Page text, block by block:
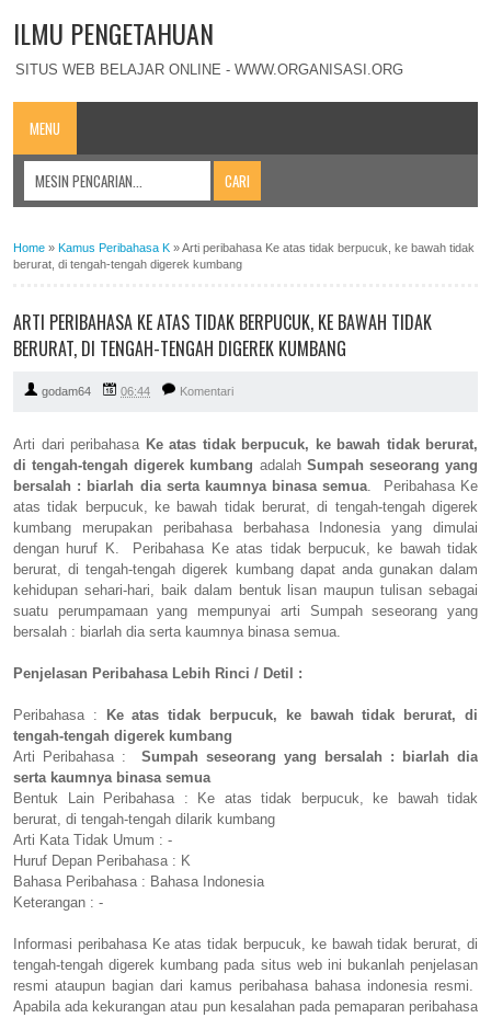
ILMU PENGETAHUAN
SITUS WEB BELAJAR ONLINE - WWW.ORGANISASI.ORG
MENU
Home » Kamus Peribahasa K »Arti peribahasa Ke atas tidak berpucuk, ke bawah tidak
berurat, di tengah-tengah digerek kumbang
ARTI PERIBAHASA KE ATAS TIDAK BERPUCUK, KE BAWAH TIDAK
BERURAT, DI TENGAH-TENGAH DIGEREK KUMBANG
godam64 06:44 Komentari
Arti dari peribahasa Ke atas tidak berpucuk, ke bawah tidak berurat,
di tengah-tengah digerek kumbang adalah Sumpah seseorang yang
bersalah : biarlah dia serta kaumnya binasa semua. Peribahasa Ke
atas tidak berpucuk, ke bawah tidak berurat, di tengah-tengah digerek
kumbang merupakan peribahasa berbahasa Indonesia yang dimulai
dengan huruf K. Peribahasa Ke atas tidak berpucuk, ke bawah tidak
berurat, di tengah-tengah digerek kumbang dapat anda gunakan dalam
kehidupan sehari-hari, baik dalam bentuk lisan maupun tulisan sebagai
suatu perumpamaan yang mempunyai arti Sumpah seseorang yang
bersalah : biarlah dia serta kaumnya binasa semua.
Penjelasan Peribahasa Lebih Rinci / Detil :
Peribahasa :
Ke atas tidak berpucuk, ke bawah tidak berurat, di
tengah-tengah digerek kumbang
Arti Peribahasa : Sumpah seseorang yang bersalah : biarlah dia
serta kaumnya binasa semua
Bentuk Lain Peribahasa : Ke atas tidak berpucuk, ke bawah tidak
berurat, di tengah-tengah dilarik kumbang
Arti Kata Tidak Umum : -
Huruf Depan Peribahasa : K
Bahasa Peribahasa : Bahasa Indonesia
Keterangan : -
Informasi peribahasa Ke atas tidak berpucuk, ke bawah tidak berurat, di
tengah-tengah digerek kumbang pada situs web ini bukanlah penjelasan
resmi ataupun bagian dari kamus peribahasa bahasa indonesia resmi.
Apabila ada kekurangan atau pun kesalahan pada pemaparan peribahasa